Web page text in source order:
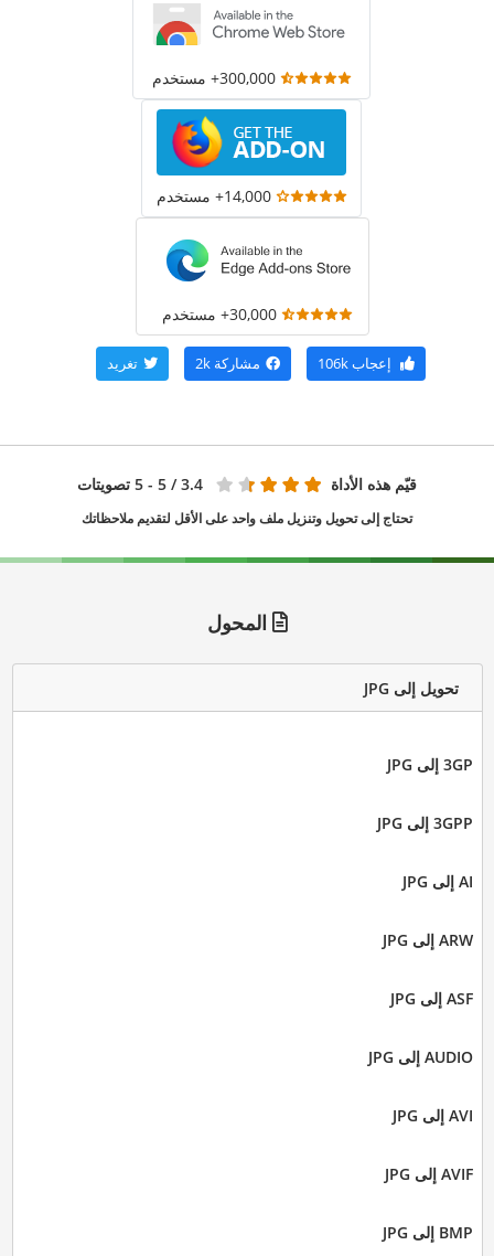
300,000+ مستخدم
14,000+ مستخدم
30,000+ مستخدم
إعجاب106k مشاركة 2k تغريد
قيّم هذه الأداة 3.4 / 5 - 5 تصويتات
تحتاج إلى تحويل وتنزيل ملف واحد على الأقل لتقديم ملاحظاتك
المحول
تحويل إلى JPG
3GP إلى JPG
3GPP إلى JPG
AI إلى JPG
ARW إلى JPG
ASF إلى JPG
AUDIO إلى JPG
AVI إلى JPG
AVIF إلى JPG
BMP إلى JPG